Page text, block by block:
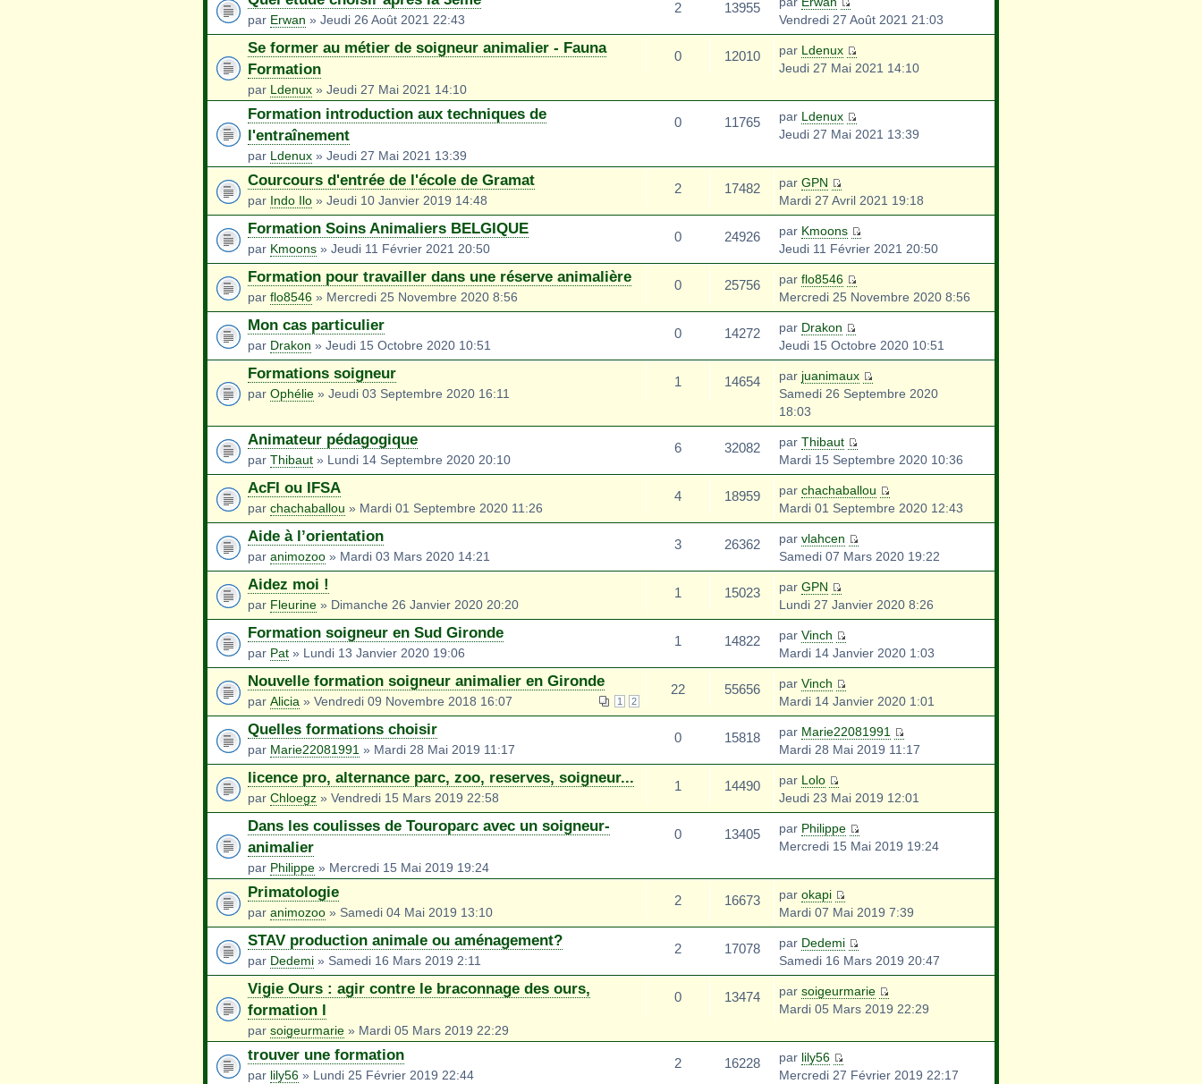
par Erwan » Jeudi 26 Août 2021 22:43
2 13955
Vendredi 27 Août 2021 21:03
Se former au métier de soigneur animalier - Fauna
Formation
par Ldenux » Jeudi 27 Mai 2021 14:10
0 12010 par Ldenux
Jeudi 27 Mai 2021 14:10
Formation introduction aux techniques de
l'entraînement
par Ldenux » Jeudi 27 Mai 2021 13:39
0 11765 par Ldenux
Jeudi 27 Mai 2021 13:39
Courcours d'entrée de l'école de Gramat
par Indo Ilo » Jeudi 10 Janvier 2019 14:48
2 17482 par GPN
Mardi 27 Avril 2021 19:18
Formation Soins Animaliers BELGIQUE
par Kmoons » Jeudi 11 Février 2021 20:50
0 24926 par Kmoons
Jeudi 11 Février 2021 20:50
Formation pour travailler dans une réserve animalière
par flo8546 » Mercredi 25 Novembre 2020 8:56
0 25756 par flo8546
Mercredi 25 Novembre 2020 8:56
Mon cas particulier
par Drakon » Jeudi 15 Octobre 2020 10:51
0 14272 par Drakon
Jeudi 15 Octobre 2020 10:51
Formations soigneur
par Ophélie » Jeudi 03 Septembre 2020 16:11
1 14654 par juanimaux
Samedi 26 Septembre 2020
18:03
Animateur pédagogique
par Thibaut » Lundi 14 Septembre 2020 20:10
6 32082 par Thibaut
Mardi 15 Septembre 2020 10:36
AcFI ou IFSA
par chachaballou » Mardi 01 Septembre 2020 11:26
4 18959 par chachaballou
Mardi 01 Septembre 2020 12:43
Aide à l’orientation
par animozoo » Mardi 03 Mars 2020 14:21
3 26362 par vlahcen
Samedi 07 Mars 2020 19:22
Aidez moi !
par Fleurine » Dimanche 26 Janvier 2020 20:20
1 15023 par GPN
Lundi 27 Janvier 2020 8:26
Formation soigneur en Sud Gironde
par Pat » Lundi 13 Janvier 2020 19:06
1 14822 par Vinch
Mardi 14 Janvier 2020 1:03
Nouvelle formation soigneur animalier en Gironde
1 2
par Alicia » Vendredi 09 Novembre 2018 16:07
22 55656 par Vinch
Mardi 14 Janvier 2020 1:01
Quelles formations choisir
par Marie22081991 » Mardi 28 Mai 2019 11:17
0 15818 par Marie22081991
Mardi 28 Mai 2019 11:17
licence pro, alternance parc, zoo, reserves, soigneur...
par Chloegz » Vendredi 15 Mars 2019 22:58
1 14490 par Lolo
Jeudi 23 Mai 2019 12:01
Dans les coulisses de Touroparc avec un soigneur-
animalier
par Philippe » Mercredi 15 Mai 2019 19:24
0 13405 par Philippe
Mercredi 15 Mai 2019 19:24
Primatologie
par animozoo » Samedi 04 Mai 2019 13:10
2 16673 par okapi
Mardi 07 Mai 2019 7:39
STAV production animale ou aménagement?
par Dedemi » Samedi 16 Mars 2019 2:11
2 17078 par Dedemi
Samedi 16 Mars 2019 20:47
Vigie Ours : agir contre le braconnage des ours,
formation l
par soigeurmarie » Mardi 05 Mars 2019 22:29
0 13474 par soigeurmarie
Mardi 05 Mars 2019 22:29
trouver une formation
par lily56 » Lundi 25 Février 2019 22:44
2 16228 par lily56
Mercredi 27 Février 2019 22:17